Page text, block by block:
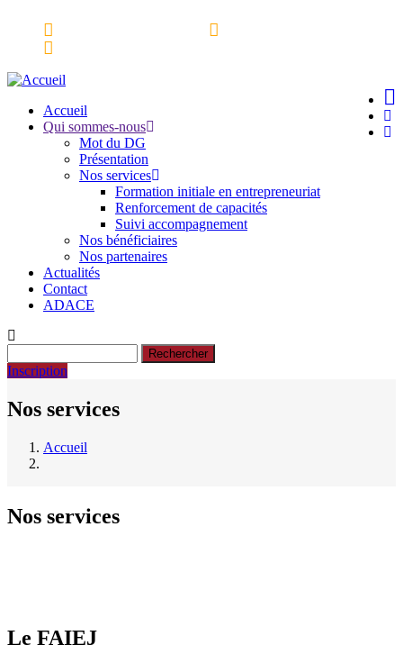
contenu
Main
navigation
Accueil
Qui sommes-nous
Mot du DG
Présentation
Nos services
Formation initiale en entrepreneuriat
Renforcement de capacités
Suivi accompagnement
Nos bénéficiaires
Nos partenaires
Actualités
Contact
ADACE
Inscription
Nos services
Fil
Accueil
Nos services
Le FAIEJ